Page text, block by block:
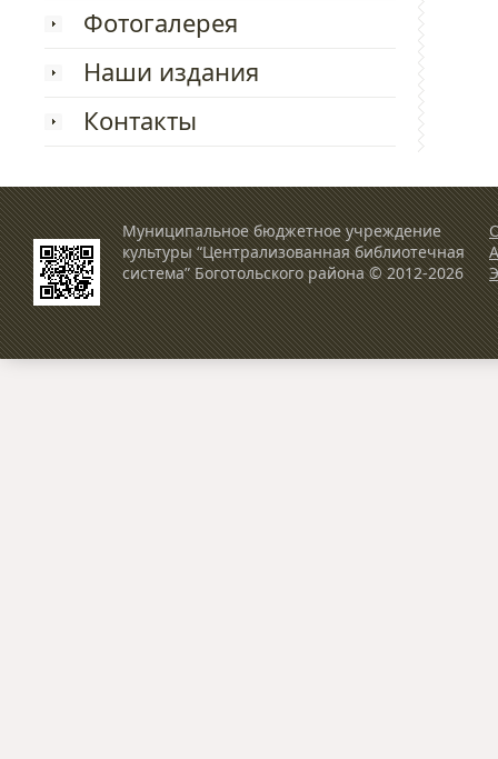
Фотогалерея
Наши издания
Контакты
Муниципальное бюджетное учреждение
культуры “Централизованная библиотечная
система” Боготольского района © 2012-2026